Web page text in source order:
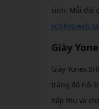
sinh. Mỗi đôi
Giày
Giày Yonex
trắng đỏ nổi
hấp thụ va